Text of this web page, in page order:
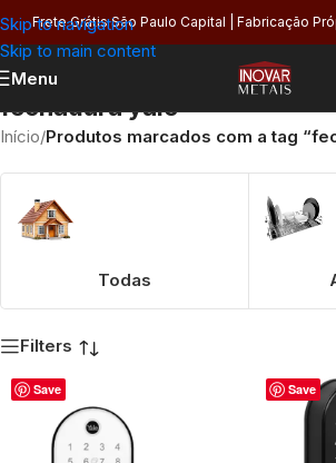
Skip to navigation
Skip to main content
Frete Grátis São Paulo Capital | Fabricação
Menu
fechadura yale
Início/Produtos marcados com a tag
Todas
Filters
Save Save